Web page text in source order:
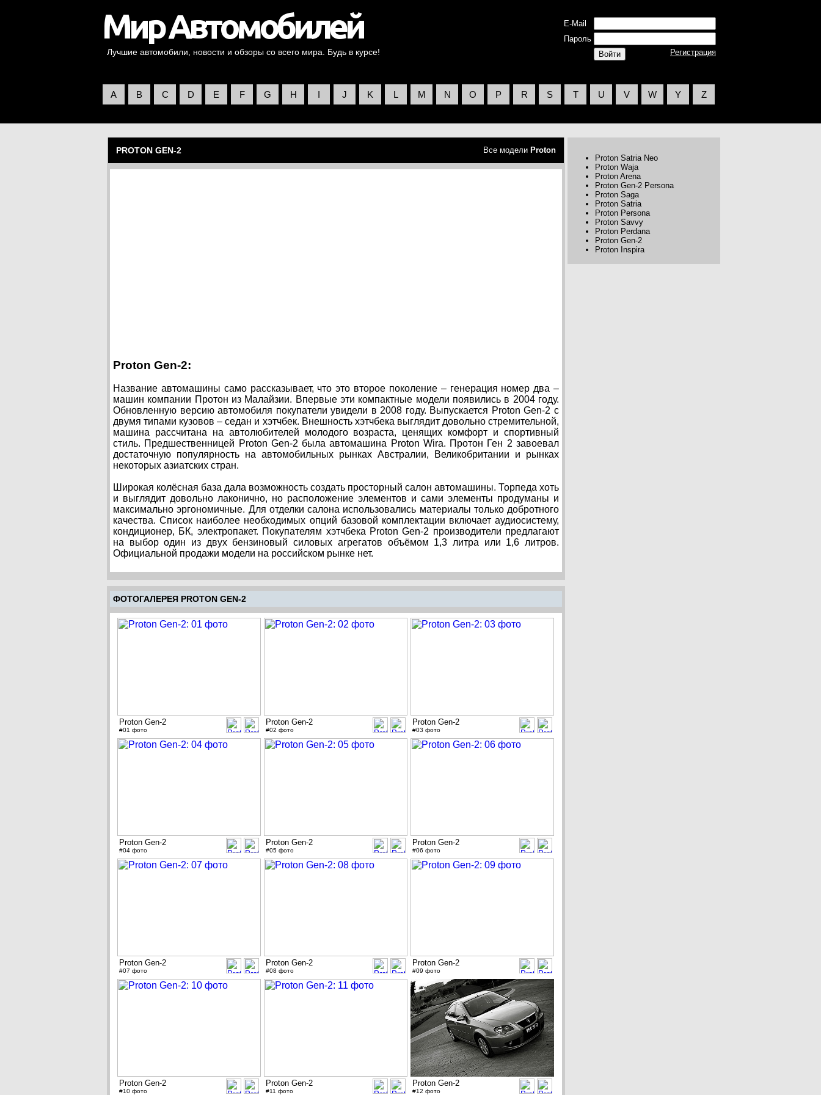
Лучшие автомобили, новости и обзоры со всего мира. Будь в курсе!
E-Mail
Пароль
Регистрация
A B C D E F G H I J K L M N O P R S T U V W Y Z
PROTON GEN-2 Все модели Proton
Proton Gen-2:
Название автомашины само рассказывает, что это второе поколение – генерация номер два –
машин компании Протон из Малайзии. Впервые эти компактные модели появились в 2004 году.
Обновленную версию автомобиля покупатели увидели в 2008 году. Выпускается Proton Gen-2 с
двумя типами кузовов – седан и хэтчбек. Внешность хэтчбека выглядит довольно стремительной,
машина рассчитана на автолюбителей молодого возраста, ценящих комфорт и спортивный
стиль. Предшественницей Proton Gen-2 была автомашина Proton Wira. Протон Ген 2 завоевал
достаточную популярность на автомобильных рынках Австралии, Великобритании и рынках
некоторых азиатских стран.
Широкая колёсная база дала возможность создать просторный салон автомашины. Торпеда хоть
и выглядит довольно лаконично, но расположение элементов и сами элементы продуманы и
максимально эргономичные. Для отделки салона использовались материалы только добротного
качества. Список наиболее необходимых опций базовой комплектации включает аудиосистему,
кондиционер, БК, электропакет. Покупателям хэтчбека Proton Gen-2 производители предлагают
на выбор один из двух бензиновый силовых агрегатов объёмом 1,3 литра или 1,6 литров.
Официальной продажи модели на российском рынке нет.
ФОТОГАЛЕРЕЯ PROTON GEN-2
Proton Gen-2
#01 фото
Proton Gen-2
#02 фото
Proton Gen-2
#03 фото
Proton Gen-2
#04 фото
Proton Gen-2
#05 фото
Proton Gen-2
#06 фото
Proton Gen-2
#07 фото
Proton Gen-2
#08 фото
Proton Gen-2
#09 фото
Proton Gen-2
#10 фото
Proton Gen-2
#11 фото
Proton Gen-2
#12 фото
Proton Satria Neo
Proton Waja
Proton Arena
Proton Gen-2 Persona
Proton Saga
Proton Satria
Proton Persona
Proton Savvy
Proton Perdana
Proton Gen-2
Proton Inspira